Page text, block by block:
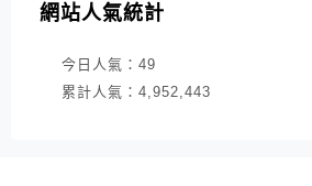
網站人氣統計
今日人氣： 49
累計人氣： 4,952,443